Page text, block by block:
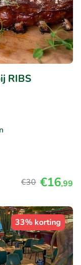
RIBS
€30 €16,99
33% korting